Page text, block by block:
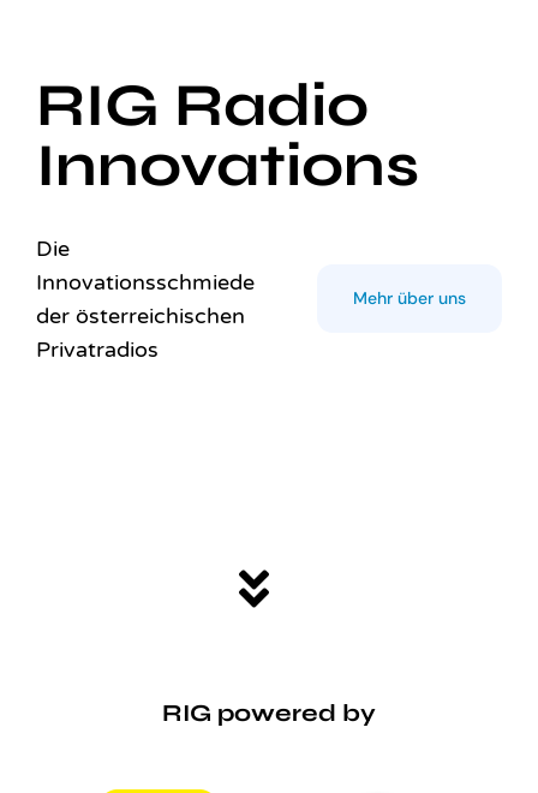
RIG Radio
Innovations
Die
Innovationsschmiede
der österreichischen
Privatradios
Mehr über uns
RIG powered by